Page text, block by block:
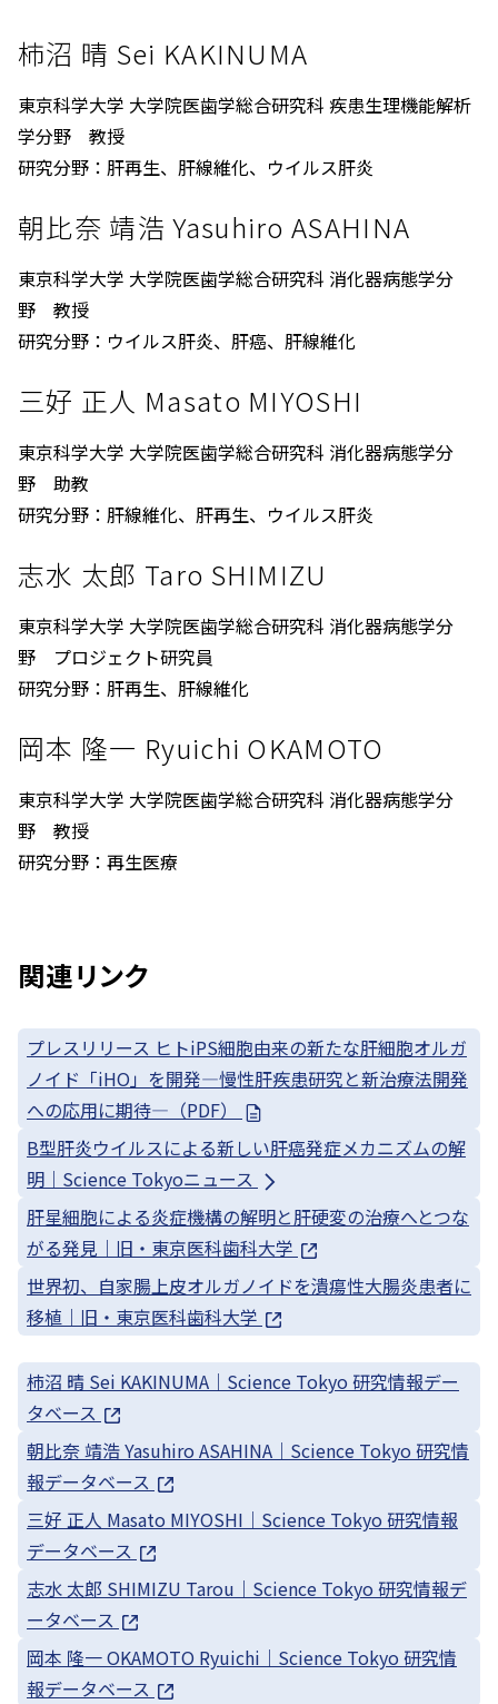
柿沼 晴 Sei KAKINUMA
東京科学大学 大学院医歯学総合研究科 疾患生理機能解析
学分野 教授
研究分野：肝再生、肝線維化、ウイルス肝炎
朝比奈 靖浩 Yasuhiro ASAHINA
東京科学大学 大学院医歯学総合研究科 消化器病態学分
野 教授
研究分野：ウイルス肝炎、肝癌、肝線維化
三好 正人 Masato MIYOSHI
東京科学大学 大学院医歯学総合研究科 消化器病態学分
野 助教
研究分野：肝線維化、肝再生、ウイルス肝炎
志水 太郎 Taro SHIMIZU
東京科学大学 大学院医歯学総合研究科 消化器病態学分
野 プロジェクト研究員
研究分野：肝再生、肝線維化
岡本 隆一 Ryuichi OKAMOTO
東京科学大学 大学院医歯学総合研究科 消化器病態学分
野 教授
研究分野：再生医療
関連リンク
プレスリリース ヒトiPS細胞由来の新たな肝細胞オルガ
ノイド「iHO」を開発—慢性肝疾患研究と新治療法開発
への応用に期待—（PDF）
B型肝炎ウイルスによる新しい肝癌発症メカニズムの解
明｜Science Tokyoニュース
肝星細胞による炎症機構の解明と肝硬変の治療へとつな
がる発見｜旧・東京医科歯科大学
世界初、自家腸上皮オルガノイドを潰瘍性大腸炎患者に
移植｜旧・東京医科歯科大学
柿沼 晴 Sei KAKINUMA｜Science Tokyo 研究情報デー
タベース
朝比奈 靖浩 Yasuhiro ASAHINA｜Science Tokyo 研究情
報データベース
三好 正人 Masato MIYOSHI｜Science Tokyo 研究情報
データベース
志水 太郎 SHIMIZU Tarou｜Science Tokyo 研究情報デ
ータベース
岡本 隆一 OKAMOTO Ryuichi｜Science Tokyo 研究情
報データベース